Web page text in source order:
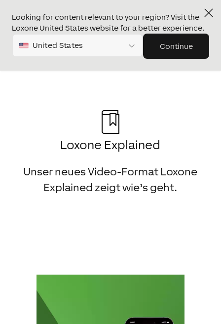
Looking for content relevant to your region? Visit the
Loxone United States website for a better experience.
United States Continue
Loxone Explained
Unser neues Video-Format Loxone
Explained zeigt wie’s geht.